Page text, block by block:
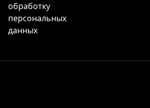
обработку
персональных
данных